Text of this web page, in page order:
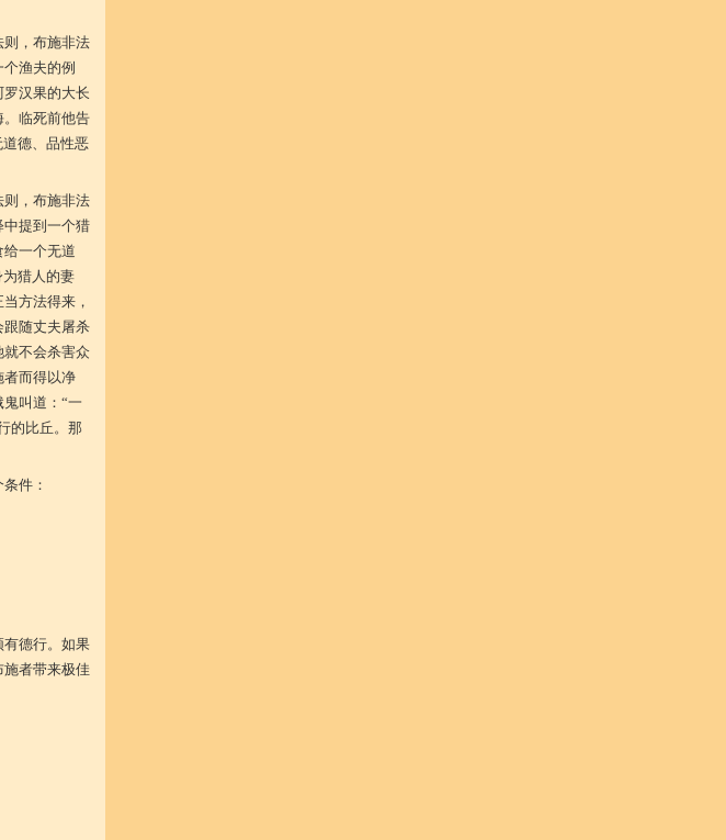
，布施非法
渔夫的例
汉果的大长
临死前他告
德、品性恶
，布施非法
提到一个猎
一个无道
猎人的妻
方法得来，
随丈夫屠杀
不会杀害众
而得以净
叫道：“一
的比丘。那
件：
德行。如果
者带来极佳